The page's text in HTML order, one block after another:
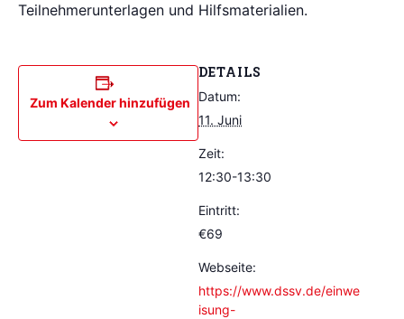
Teilnehmerunterlagen und Hilfsmaterialien.
Zum Kalender hinzufügen
DETAILS
Datum:
11. Juni
Zeit:
12:30-13:30
Eintritt:
€69
Webseite:
https://www.dssv.de/einwe
isung-